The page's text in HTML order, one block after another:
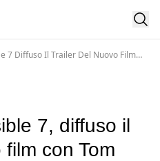
7 Diffuso Il Trailer Del Nuovo Film
7, diffuso il
con Tom